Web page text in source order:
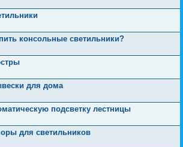
консольные светильники?
для дома
подсветку лестницы
для светильников